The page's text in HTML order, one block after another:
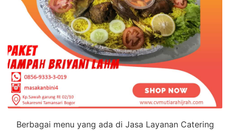
Berbagai menu yang ada di Jasa Layanan Catering